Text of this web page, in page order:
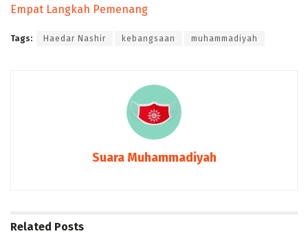
Empat Langkah Pemenang
Tags: Haedar Nashir kebangsaan muhammadiyah
Suara Muhammadiyah
Related Posts